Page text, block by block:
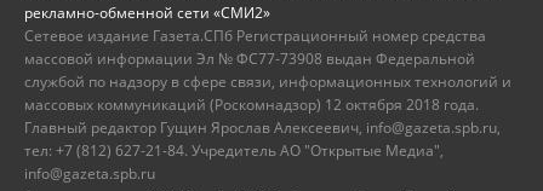
рекламно-обменной сети «СМИ2»
Сетевое издание Газета.СПб Регистрационный номер средства
массовой информации Эл № ФС77-73908 выдан Федеральной
службой по надзору в сфере связи, информационных технологий и
массовых коммуникаций (Роскомнадзор) 12 октября 2018 года.
Главный редактор Гущин Ярослав Алексеевич, info@gazeta.spb.ru,
тел: +7 (812) 627-21-84. Учредитель АО "Открытые Медиа",
info@gazeta.spb.ru